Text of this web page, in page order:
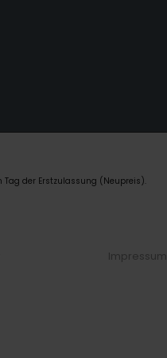
der Erstzulassung (Neupreis).
Impressum